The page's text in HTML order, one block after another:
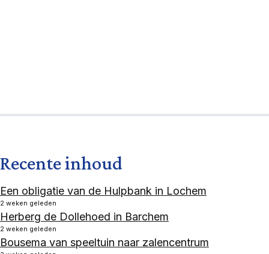
Recente inhoud
Een obligatie van de Hulpbank in Lochem
2 weken geleden
Herberg de Dollehoed in Barchem
2 weken geleden
Bousema van speeltuin naar zalencentrum